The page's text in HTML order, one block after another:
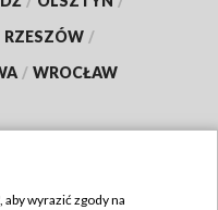
RZESZÓW /
/ WROCŁAW
wyrazić zgody na